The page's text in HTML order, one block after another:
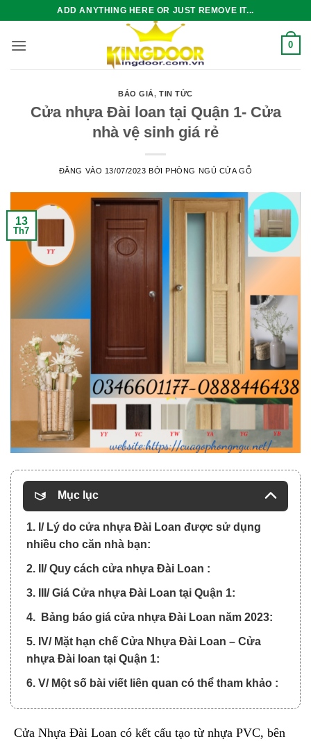
nội
ADD ANYTHING HERE OR JUST REMOVE IT...
0
BÁO GIÁ,TIN TỨC
Cửa nhựa Đài loan tại Quận 1- Cửa
nhà vệ sinh giá rẻ
ĐĂNG VÀO 13/07/2023 BỞIPHÒNG NGỦ CỬA GỖ
13
Th7
Mục lục
1. I/ Lý do cửa nhựa Đài Loan được sử dụng
nhiều cho căn nhà bạn:
2. II/ Quy cách cửa nhựa Đài Loan :
3. III/ Giá Cửa nhựa Đài Loan tại Quận 1:
4. Bảng báo giá cửa nhựa Đài Loan năm 2023:
5. IV/ Mặt hạn chế Cửa Nhựa Đài Loan – Cửa
nhựa Đài loan tại Quận 1:
6. V/ Một số bài viết liên quan có thể tham khảo :
Cửa Nhựa Đài Loan có kết cấu tạo từ nhựa PVC, bên